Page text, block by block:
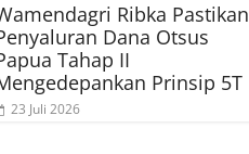
Ribka Pastikan
Dana Otsus
Tahap II
Prinsip 5T
23 Juli 2026